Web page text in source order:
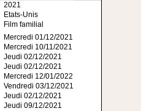
2021
Etats-Unis
Film familial
Mercredi 01/12/2021
Mercredi 10/11/2021
Jeudi 02/12/2021
Jeudi 02/12/2021
Mercredi 12/01/2022
Vendredi 03/12/2021
Jeudi 02/12/2021
Jeudi 09/12/2021